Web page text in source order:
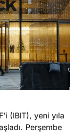
(IBIT), yeni yıla
Perşembe